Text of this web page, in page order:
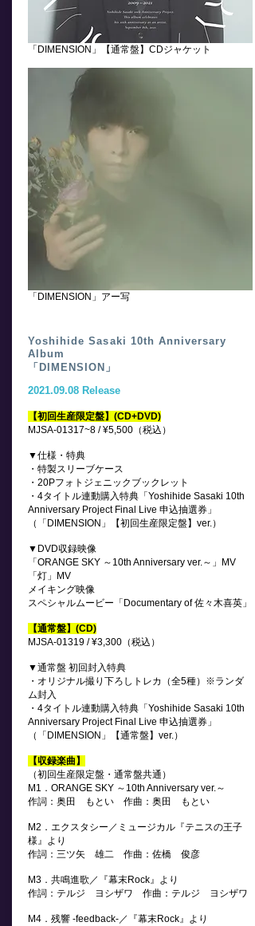
Yoshihide Sasaki 10th Anniversary
Album
「DIMENSION」
2021.09.08 Release
【初回生産限定盤】(CD+DVD)
MJSA-01317~8 / ¥5,500（税込）
▼仕様・特典
・特製スリーブケース
・20Pフォトジェニックブックレット
・4タイトル連動購入特典「Yoshihide Sasaki 10th
Anniversary Project Final Live 申込抽選券」
（「DIMENSION」【初回生産限定盤】ver.）
▼DVD収録映像
「ORANGE SKY ～10th Anniversary ver.～」MV
「灯」MV
メイキング映像
スペシャルムービー「Documentary of 佐々木喜英」
【通常盤】(CD)
MJSA-01319 / ¥3,300（税込）
▼通常盤 初回封入特典
・オリジナル撮り下ろしトレカ（全5種）※ランダ
ム封入
・4タイトル連動購入特典「 Yoshihide Sasaki 10th
Anniversary Project Final Live 申込抽選券」
（「DIMENSION」【通常盤】ver.）
【収録楽曲】
（初回生産限定盤・通常盤共通）
M1．ORANGE SKY ～10th Anniversary ver.～
作詞：奥田 もとい 作曲：奥田 もとい
M2．エクスタシー／ミュージカル『テニスの王子
様』より
作詞：三ツ矢 雄二 作曲：佐橋 俊彦
M3．共鳴進歌／『幕末Rock』より
作詞：テルジ ヨシザワ 作曲：テルジ ヨシザワ
M4．残響 -feedback-／『幕末Rock』より
「DIMENSION」【通常盤】CDジャケット
「DIMENSION」アー写